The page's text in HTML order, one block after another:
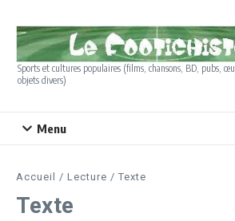
Sports et cultures populaires (films, chansons, BD, pubs,
objets divers)
Menu
Accueil / Lecture / Texte
Texte